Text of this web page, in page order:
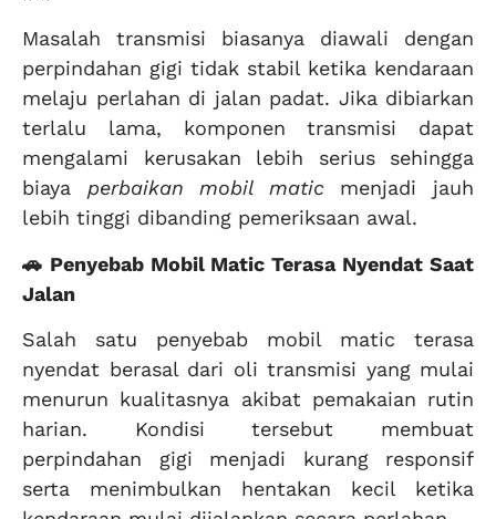
Masalah transmisi biasanya diawali dengan
perpindahan gigi tidak stabil ketika kendaraan
melaju perlahan di jalan padat. Jika dibiarkan
terlalu lama, komponen transmisi dapat
mengalami kerusakan lebih serius sehingga
biaya perbaikan mobil maticmenjadi jauh
lebih tinggi dibanding pemeriksaan awal.
🚗 Penyebab Mobil Matic Terasa Nyendat Saat
Jalan
Salah satu penyebab mobil matic terasa
nyendat berasal dari oli transmisi yang mulai
menurun kualitasnya akibat pemakaian rutin
harian. Kondisi tersebut membuat
perpindahan gigi menjadi kurang responsif
serta menimbulkan hentakan kecil ketika